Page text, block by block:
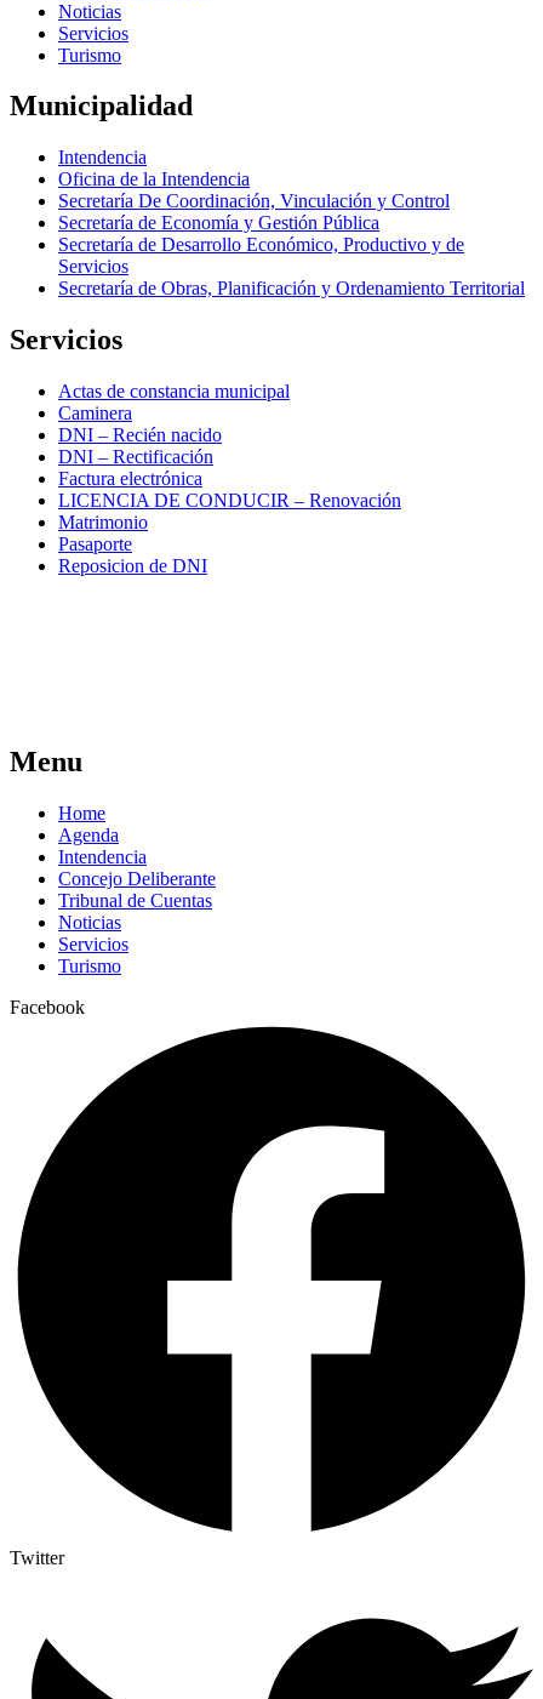
Noticias
Servicios
Turismo
Municipalidad
Intendencia
Oficina de la Intendencia
Secretaría De Coordinación, Vinculación y Control
Secretaría de Economía y Gestión Pública
Secretaría de Desarrollo Económico, Productivo y de
Servicios
Secretaría de Obras, Planificación y Ordenamiento Territorial
Servicios
Actas de constancia municipal
Caminera
DNI – Recién nacido
DNI – Rectificación
Factura electrónica
LICENCIA DE CONDUCIR – Renovación
Matrimonio
Pasaporte
Reposicion de DNI
Menu
Home
Agenda
Intendencia
Concejo Deliberante
Tribunal de Cuentas
Noticias
Servicios
Turismo
Facebook
Twitter